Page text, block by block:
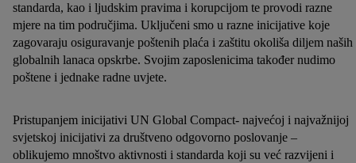
standarda, kao i ljudskim pravima i korupcijom te provodi razne
mjere na tim područjima. Uključeni smo u razne inicijative koje
zagovaraju osiguravanje poštenih plaća i zaštitu okoliša diljem naših
globalnih lanaca opskrbe. Svojim zaposlenicima također nudimo
poštene i jednake radne uvjete.
Pristupanjem inicijativi UN Global Compact- najvećoj i najvažnijoj
svjetskoj inicijativi za društveno odgovorno poslovanje –
oblikujemo mnoštvo aktivnosti i standarda koji su već razvijeni i